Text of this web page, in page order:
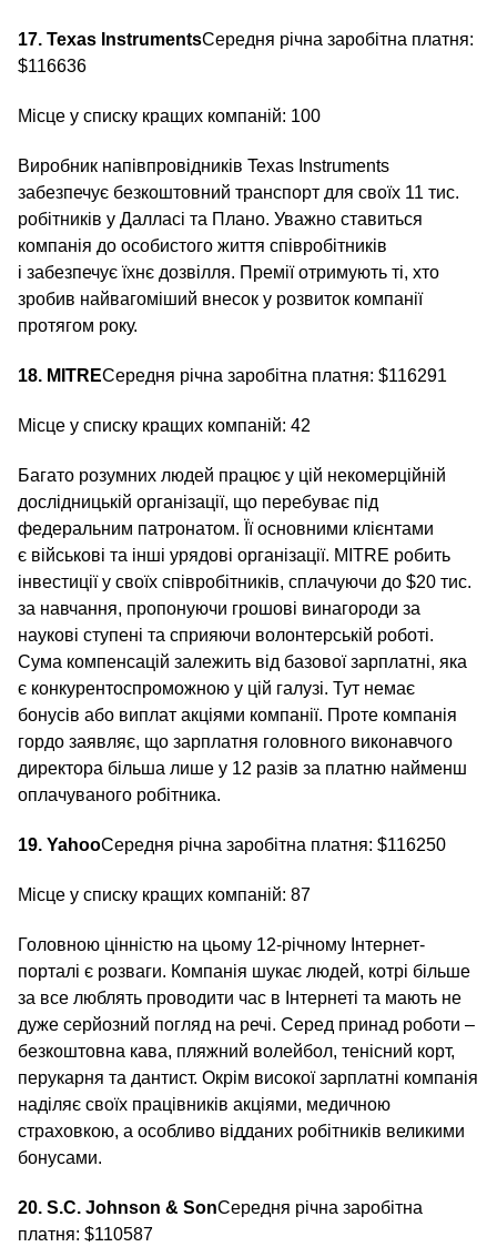
17. Texas InstrumentsСередня річна заробітна платня:
$116636
Місце у списку кращих компаній: 100
Виробник напівпровідників Texas Instruments
забезпечує безкоштовний транспорт для своїх 11 тис.
робітників у Далласі та Плано. Уважно ставиться
компанія до особистого життя співробітників
і забезпечує їхнє дозвілля. Премії отримують ті, хто
зробив найвагоміший внесок у розвиток компанії
протягом року.
18. MITREСередня річна заробітна платня: $116291
Місце у списку кращих компаній: 42
Багато розумних людей працює у цій некомерційній
дослідницькій організації, що перебуває під
федеральним патронатом. Її основними клієнтами
є військові та інші урядові організації. MITRE робить
інвестиції у своїх співробітників, сплачуючи до $20 тис.
за навчання, пропонуючи грошові винагороди за
наукові ступені та сприяючи волонтерській роботі.
Сума компенсацій залежить від базової зарплатні, яка
є конкурентоспроможною у цій галузі. Тут немає
бонусів або виплат акціями компанії. Проте компанія
гордо заявляє, що зарплатня головного виконавчого
директора більша лише у 12 разів за платню найменш
оплачуваного робітника.
19. YahooСередня річна заробітна платня: $116250
Місце у списку кращих компаній: 87
Головною цінністю на цьому 12-річному Інтернет-
порталі є розваги. Компанія шукає людей, котрі більше
за все люблять проводити час в Інтернеті та мають не
дуже серйозний погляд на речі. Серед принад роботи –
безкоштовна кава, пляжний волейбол, тенісний корт,
перукарня та дантист. Окрім високої зарплатні компанія
наділяє своїх працівників акціями, медичною
страховкою, а особливо відданих робітників великими
бонусами.
20. S.C. Johnson & SonСередня річна заробітна
платня: $110587